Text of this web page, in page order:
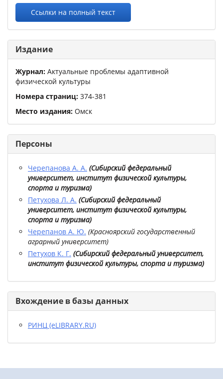
Ссылки на полный текст
Издание
Журнал: Актуальные проблемы адаптивной
физической культуры
Номера страниц: 374-381
Место издания: Омск
Персоны
Черепанова А. А. (Сибирский федеральный
университет, институт физической культуры,
спорта и туризма)
Петухова Л. А. (Сибирский федеральный
университет, институт физической культуры,
спорта и туризма)
Черепанов А. Ю. (Красноярский государственный
аграрный университет)
Петухов К. Г. (Сибирский федеральный университет,
институт физической культуры, спорта и туризма)
Вхождение в базы данных
РИНЦ (eLIBRARY.RU)